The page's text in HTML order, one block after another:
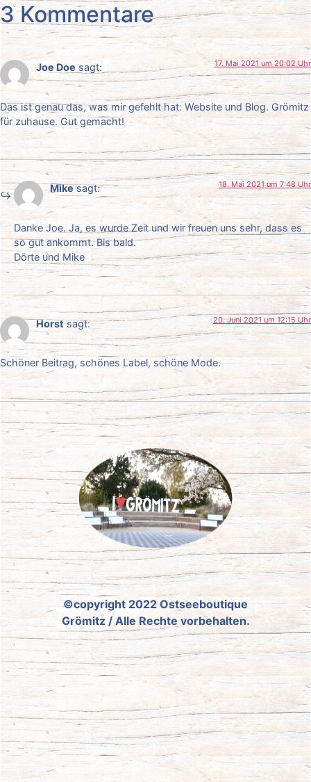
3 Kommentare
Joe Doe sagt: 17. Mai 2021 um 20:02 Uhr
Das ist genau das, was mir gefehlt hat: Website und Blog. Grömitz
für zuhause. Gut gemacht!
Mike sagt: 18. Mai 2021 um 7:48 Uhr
Danke Joe. Ja, es wurde Zeit und wir freuen uns sehr, dass es
so gut ankommt. Bis bald.
Dörte und Mike
Horst sagt: 20. Juni 2021 um 12:15 Uhr
Schöner Beitrag, schönes Label, schöne Mode.
©copyright 2022 Ostseeboutique
Grömitz / Alle Rechte vorbehalten.